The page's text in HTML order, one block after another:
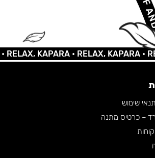
KAPARA •RELAX, KAPARA •
שימוש
– כרטיס מתנה